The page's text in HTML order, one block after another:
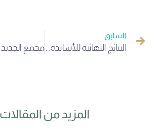
السابق
النتائج النهائية للأساتذة لمنحة كويمبرا – البرتغال
المزيد من المقالات